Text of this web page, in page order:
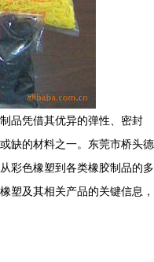
品凭借其优异的弹性、密封
缺的材料之一。东莞市桥头德
彩色橡塑到各类橡胶制品的多
塑及其相关产品的关键信息，